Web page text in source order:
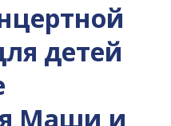
детей
Маши и